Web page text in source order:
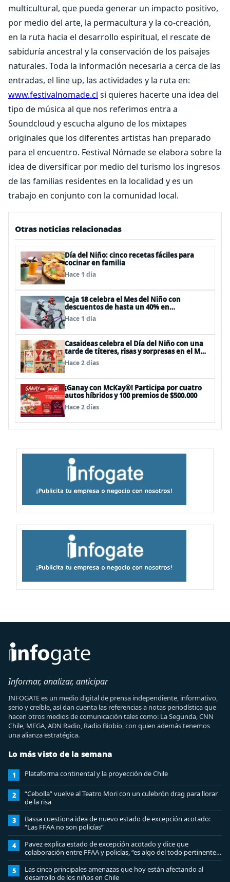
multicultural, que pueda generar un impacto positivo,
por medio del arte, la permacultura y la co-creación,
en la ruta hacia el desarrollo espiritual, el rescate de
sabiduría ancestral y la conservación de los paisajes
naturales. Toda la información necesaria a cerca de las
entradas, el line up, las actividades y la ruta en:
www.festivalnomade.cl si quieres hacerte una idea del
tipo de música al que nos referimos entra a
Soundcloud y escucha alguno de los mixtapes
originales que los diferentes artistas han preparado
para el encuentro. Festival Nómade se elabora sobre la
idea de diversificar por medio del turismo los ingresos
de las familias residentes en la localidad y es un
trabajo en conjunto con la comunidad local.
Otras noticias relacionadas
Día del Niño: cinco recetas fáciles para
cocinar en familia
Hace 1 día
Caja 18 celebra el Mes del Niño con
descuentos de hasta un 40% en
panoramas, cine, shows y streaming
Hace 1 día
Casaideas celebra el Día del Niño con una
tarde de títeres, risas y sorpresas en el Mall
Plaza Vespucio
Hace 2 días
¡Ganay con McKay®! Participa por cuatro
autos híbridos y 100 premios de $500.000
Hace 2 días
Informar, analizar, anticipar
INFOGATE es un medio digital de prensa independiente, informativo,
serio y creíble, así dan cuenta las referencias a notas periodística que
hacen otros medios de comunicación tales como: La Segunda, CNN
Chile, MEGA, ADN Radio, Radio Biobio, con quien además tenemos
una alianza estratégica.
Lo más visto de la semana
1 Plataforma continental y la proyección de Chile
2
“Cebolla” vuelve al Teatro Mori con un culebrón drag para llorar
de la risa
3
Bassa cuestiona idea de nuevo estado de excepción acotado:
“Las FFAA no son policías”
4
Pavez explica estado de excepción acotado y dice que
colaboración entre FFAA y policías, “es algo del todo pertinente
analizar”
5
Las cinco principales amenazas que hoy están afectando al
desarrollo de los niños en Chile